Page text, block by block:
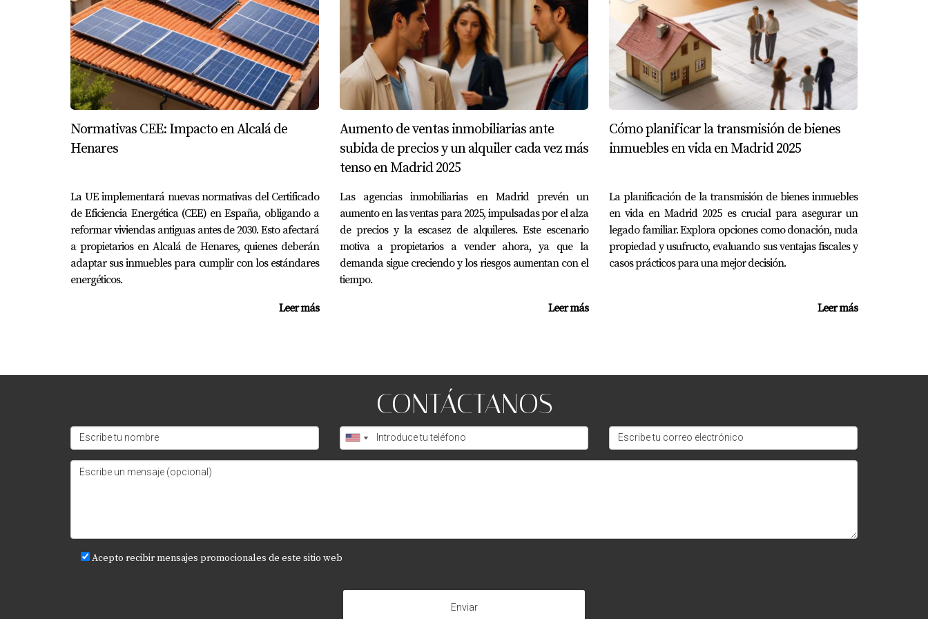
tipo de viviendas.
¿Existen beneficios fiscales por adquirir una VPP?
En muchas comunidades autónomas, se ofrecen incentivos fiscales, como reducciones en el Impuesto de Transmisiones Patrimoniales, para fomentar la
compra de VPP.
Las VPP no solo ofrecen viviendas asequibles, sino que también abren la puerta a un futuro más sostenible y equitativo para todos.
Las Viviendas de Protección Pública son un claro ejemplo de cómo las políticas de vivienda pueden ser una herramienta poderosa para abordar
su valor no solo en términos individuales, sino también en su contribución a una sociedad más cohesiva y accesible. La próxima vez que pienses en la
posibilidad de adquirir una vivienda, considera todas las opciones disponibles y cómo pueden influir en tu vida y en tu comunidad.
Normativas CEE: Impacto en Alcalá de
Henares
La UE implementará nuevas normativas del Certificado
de Eficiencia Energética (CEE) en España, obligando a
reformar viviendas antiguas antes de 2030. Esto afectará
a propietarios en Alcalá de Henares, quienes deberán
adaptar sus inmuebles para cumplir con los estándares
energéticos.
Leer más
Aumento de ventas inmobiliarias ante
subida de precios y un alquiler cada vez más
tenso en Madrid 2025
Las agencias inmobiliarias en Madrid prevén un
aumento en las ventas para 2025, impulsadas por el alza
de precios y la escasez de alquileres. Este escenario
motiva a propietarios a vender ahora, ya que la
demanda sigue creciendo y los riesgos aumentan con el
tiempo.
Leer más
Cómo planificar la transmisión de bienes
inmuebles en vida en Madrid 2025
La planificación de la transmisión de bienes inmuebles
en vida en Madrid 2025 es crucial para asegurar un
legado familiar. Explora opciones como donación, nuda
propiedad y usufructo, evaluando sus ventajas fiscales y
casos prácticos para una mejor decisión.
Leer más
CONTÁCTANOS
Acepto recibir mensajes promocionales de este sitio web
Enviar